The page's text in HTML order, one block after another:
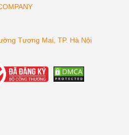
Tương Mai, TP. Hà Nội